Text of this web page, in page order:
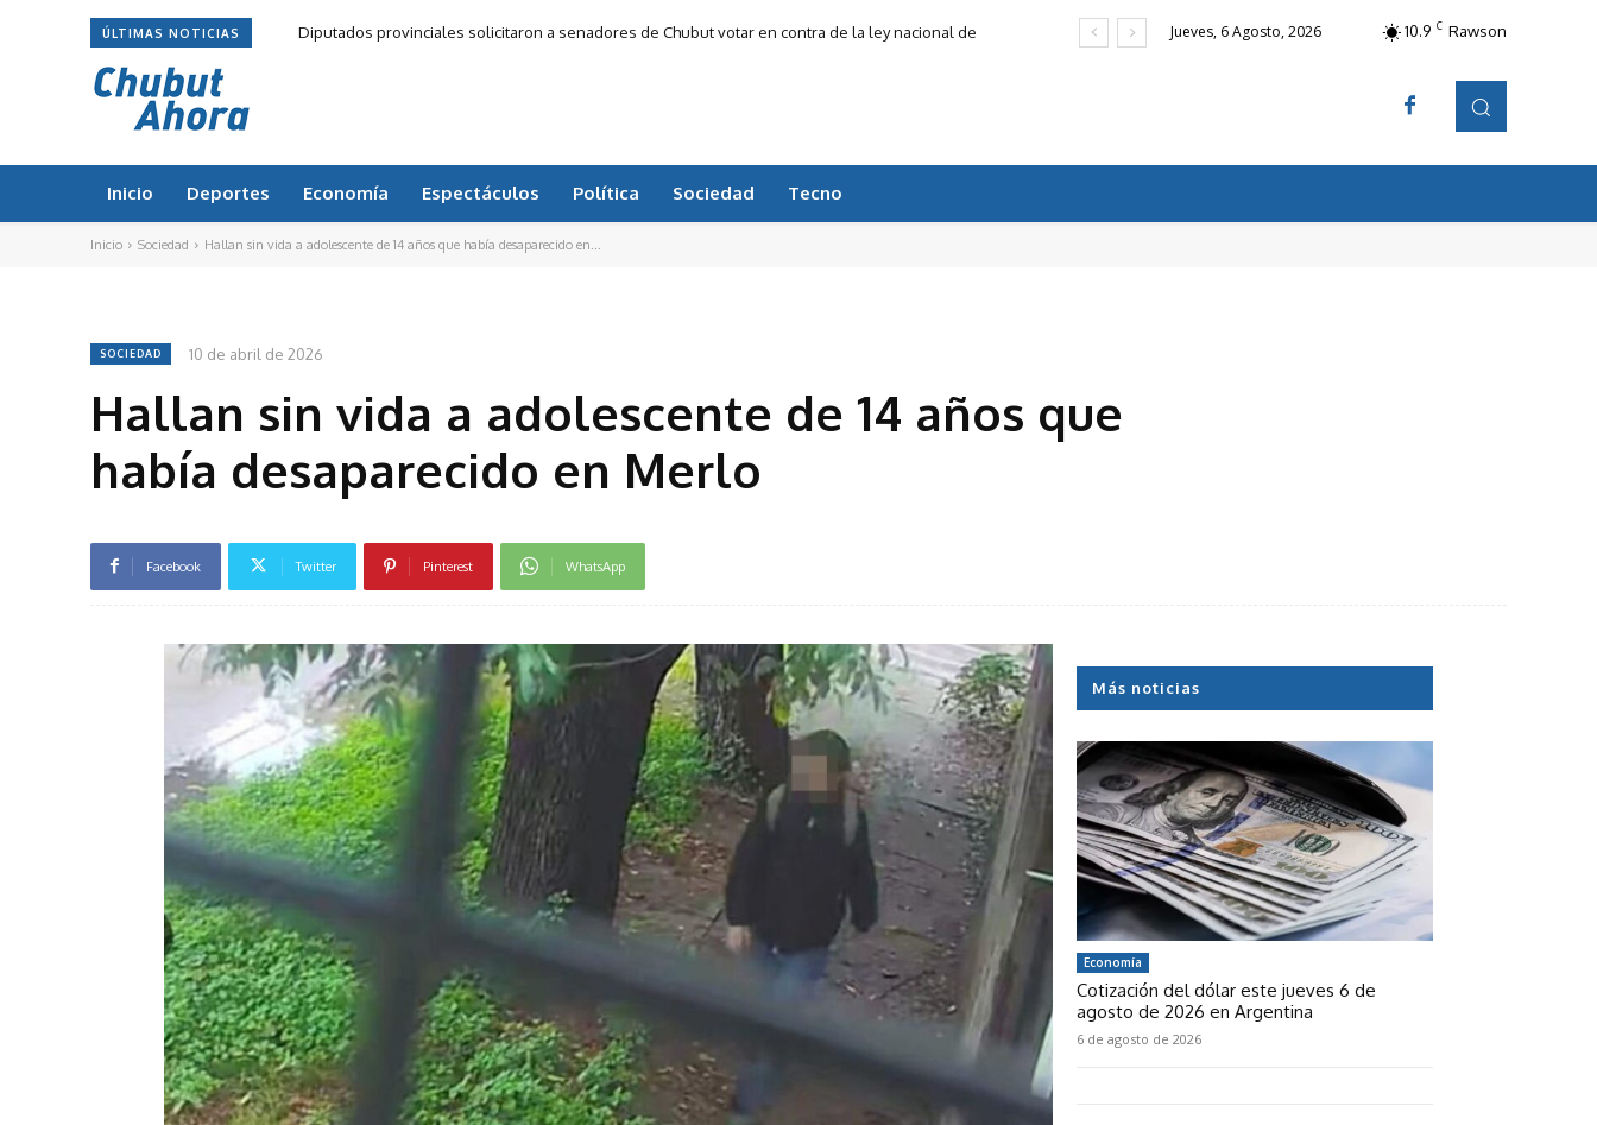
ÚLTIMAS NOTICIAS
Diputados provinciales solicitaron a senadores de Chubut votar en contra de la ley nacional de
Jueves, 6 Agosto, 2026 10.9 C Rawson
Inicio Deportes Economía Espectáculos Política Sociedad Tecno
Inicio Sociedad Hallan sin vida a adolescente de 14 años que había desaparecido en...
SOCIEDAD 10 de abril de 2026
Hallan sin vida a adolescente de 14 años que
había desaparecido en Merlo
Facebook Twitter Pinterest WhatsApp
Más noticias
Economía
Cotización del dólar este jueves 6 de
agosto de 2026 en Argentina
6 de agosto de 2026